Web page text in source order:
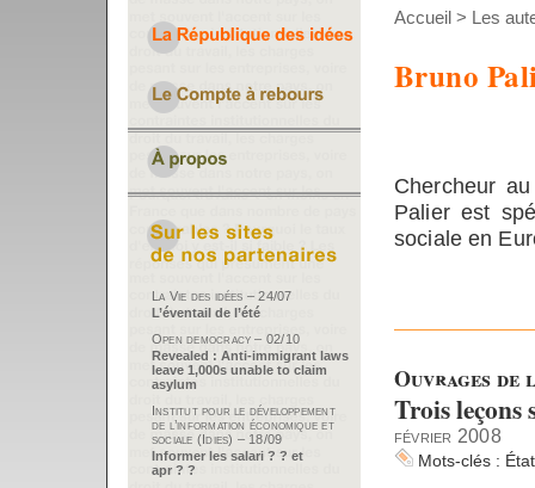
Accueil > Les
Bruno
Chercheur
Palier est
sociale en
Ouvrages
Trois leçons
février 2008
Mots-clés :
La Vie des idées – 24/07
L’éventail de l’été
Open democracy – 02/10
Revealed : Anti-immigrant laws
leave 1,000s unable to claim
asylum
Institut pour le développement
de l’information économique et
sociale (Idies) – 18/09
Informer les salari ? ? et
apr ? ?